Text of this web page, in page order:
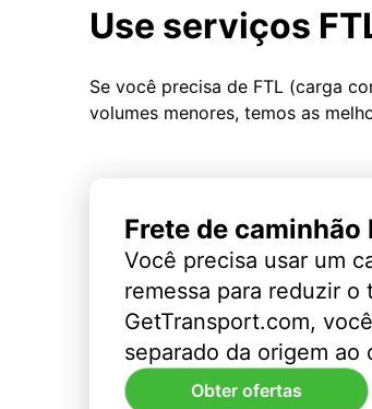
Use serviços
Se você precisa de FTL (carga
volumes menores, temos as
Frete de caminhão
Você precisa usar um
remessa para reduzir o
GetTransport.com,
separado da origem ao
Obter ofertas